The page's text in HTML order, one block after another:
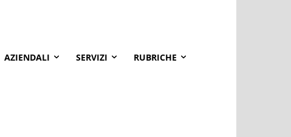
AZIENDALI SERVIZI RUBRICHE